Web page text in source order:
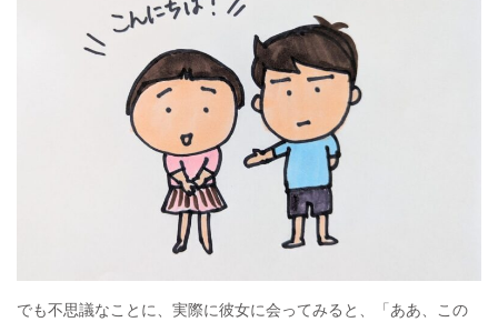
でも不思議なことに、実際に彼女に会ってみると、「ああ、この